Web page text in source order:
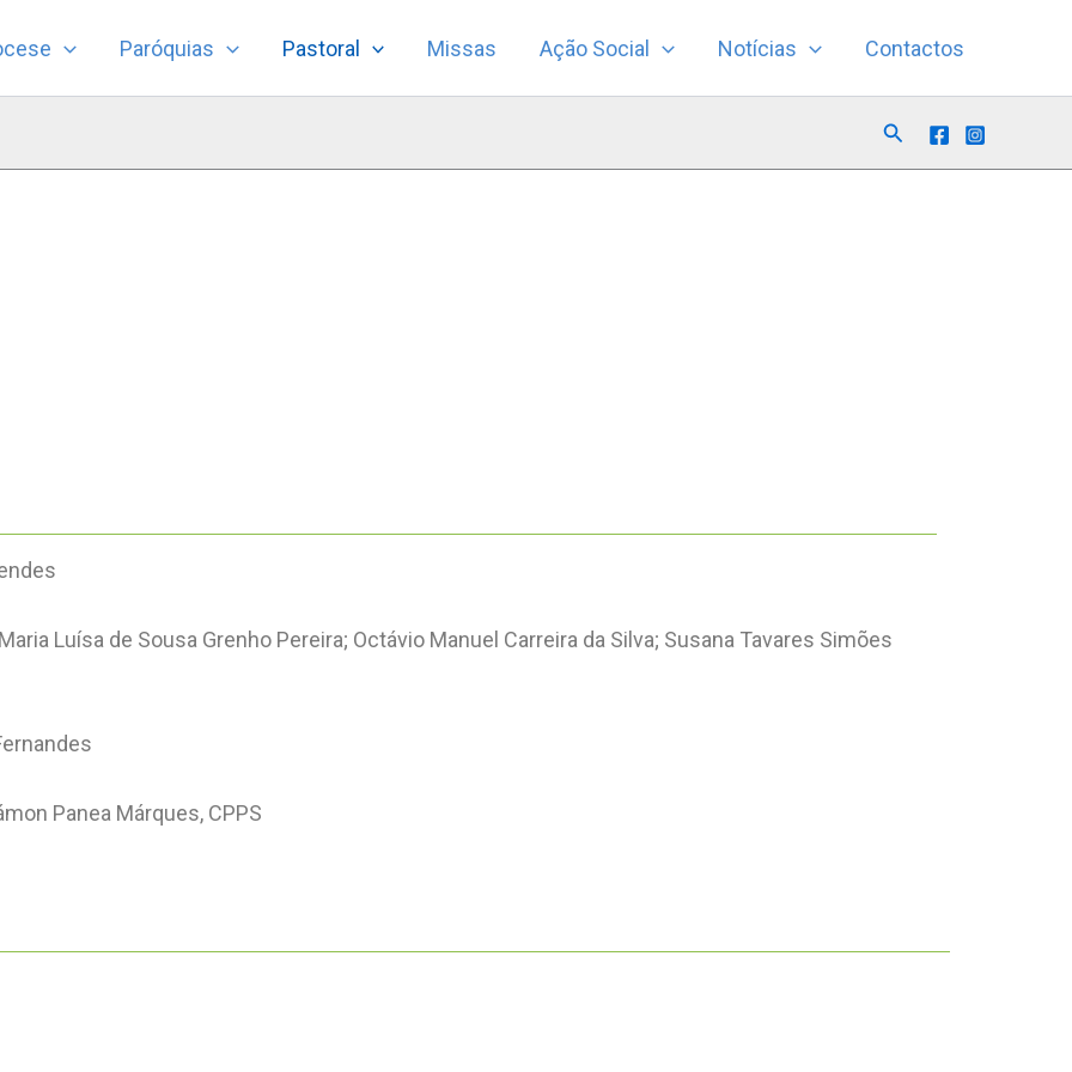
Paróquias Pastoral Missas Ação Social Notícias Contactos
Search
Maria Luísa de Sousa Grenho Pereira; Octávio Manuel Carreira da Silva; Susana Tavares Simões
Panea Márques, CPPS